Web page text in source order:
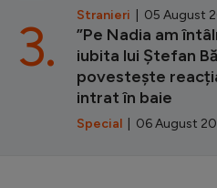
Stranieri | 05 August
”Pe Nadia am
iubita lui Ștefan
povestește
intrat în baie
Special | 06 August
3.